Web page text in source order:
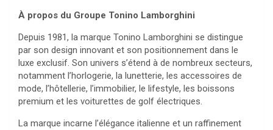
À propos du Groupe Tonino Lamborghini
Depuis 1981, la marque Tonino Lamborghini se distingue
par son design innovant et son positionnement dans le
luxe exclusif. Son univers s’étend à de nombreux secteurs,
notamment l’horlogerie, la lunetterie, les accessoires de
mode, l’hôtellerie, l’immobilier, le lifestyle, les boissons
premium et les voiturettes de golf électriques.
La marque incarne l’élégance italienne et un raffinement